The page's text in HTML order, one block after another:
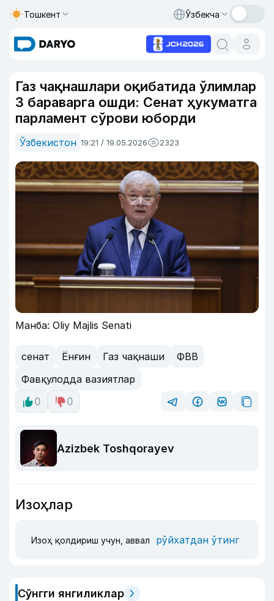
Тошкент Ўзбекча
Газ чақнашлари оқибатида ўлимлар
3 бараварга ошди: Сенат ҳукуматга
парламент сўрови юборди
Ўзбекистон 19:21 / 19.05.2026 2323
Манба: Oliy Majlis Senati
сенат Ёнғин Газ чақнаши
ФВВ
Фавқулодда вазиятлар
0
0
Azizbek Toshqorayev
Изоҳлар
Изоҳ қолдириш учун, аввал рўйхатдан ўтинг
Сўнгги янгиликлар